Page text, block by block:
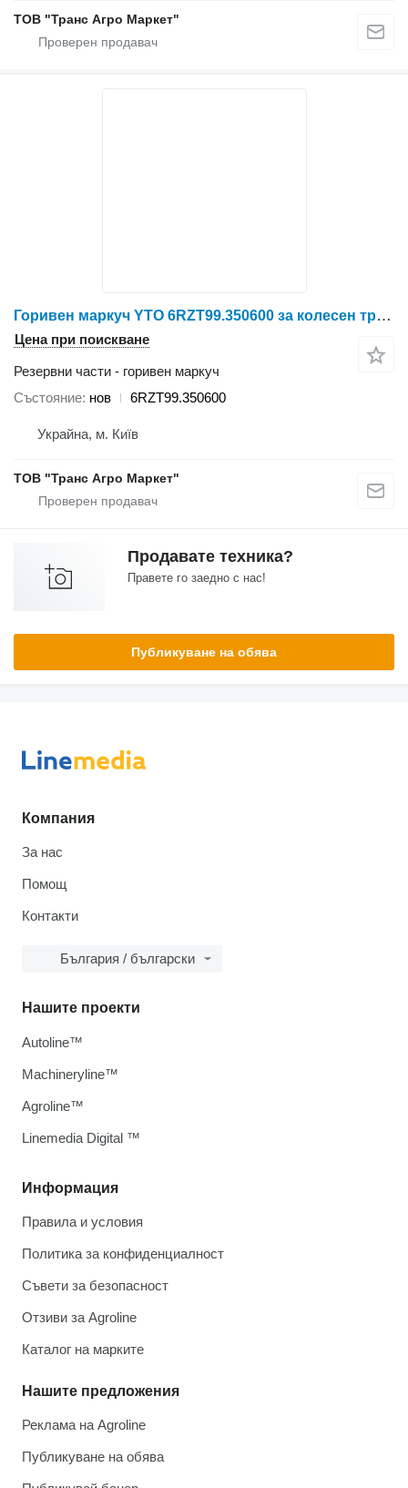
ТОВ "Транс Агро Маркет"
Горивен маркуч YTO 6RZT99.350600 за колесен трактор YTO X804/X904/LX954/NLX1024/NLX1054/X1204/NLX1304/NLX1404
Цена при поискване
Резервни части - горивен маркуч
Състояние нов 6RZT99.350600
Украйна, м. Київ
ТОВ "Транс Агро Маркет"
Продавате техника?
Правете го заедно с нас!
Публикуване на обява
Компания
За нас
Помощ
Контакти
България / български
Информация
Правила и условия
Политика за конфиденциалност
Съвети за безопасност
Отзиви за Agroline
Каталог на марките
Нашите предложения
Реклама на Agroline
Публикуване на обява
Нашите проекти
Autoline™
Machineryline™
Agroline™
Linemedia Digital ™